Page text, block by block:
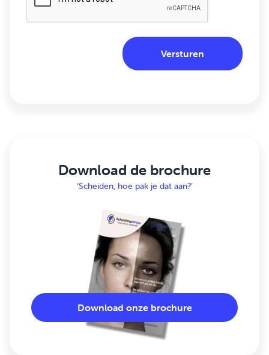
Download de brochure
‘Scheiden, hoe pak je dat aan?’
Download onze brochure